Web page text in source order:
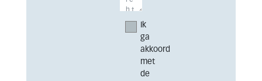
Ik
ga
akkoord
met
de